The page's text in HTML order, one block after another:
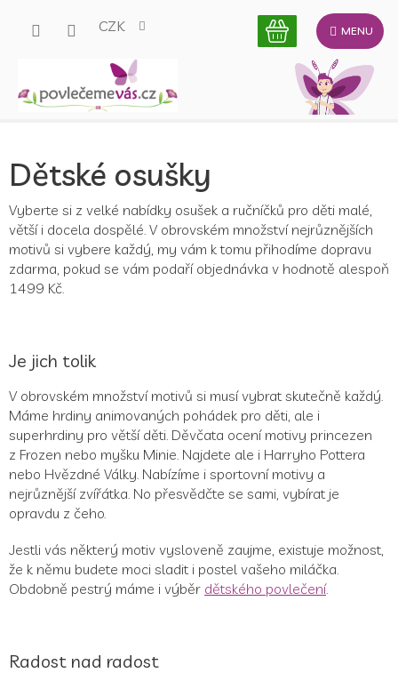
CZK
Dětské osušky
Vyberte si z velké nabídky osušek a ručníčků pro děti malé,
větší i docela dospělé. V obrovském množství nejrůznějších
motivů si vybere každý, my vám k tomu přihodíme dopravu
zdarma, pokud se vám podaří objednávka v hodnotě alespoň
1499 Kč.
Je jich tolik
V obrovském množství motivů si musí vybrat skutečně každý.
Máme hrdiny animovaných pohádek pro děti, ale i
superhrdiny pro větší děti. Děvčata ocení motivy princezen
z Frozen nebo myšku Minie. Najdete ale i Harryho Pottera
nebo Hvězdné Války. Nabízíme i sportovní motivy a
nejrůznější zvířátka. No přesvědčte se sami, vybírat je
opravdu z čeho.
Jestli vás některý motiv vysloveně zaujme, existuje možnost,
že k němu budete moci sladit i postel vašeho miláčka.
Obdobně pestrý máme i výběr dětského povlečení.
Radost nad radost